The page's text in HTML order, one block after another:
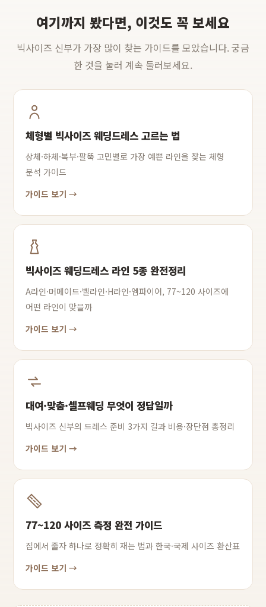
여기까지 봤다면, 이것도 꼭 보세요
빅사이즈 신부가 가장 많이 찾는 가이드를 모았습니다. 궁금
한 것을 눌러 계속 둘러보세요.
체형별 빅사이즈 웨딩드레스 고르는 법
상체·하체·복부·팔뚝 고민별로 가장 예쁜 라인을 찾는 체형
분석 가이드
가이드 보기 →
빅사이즈 웨딩드레스 라인 5종 완전정리
A라인·머메이드·벨라인·H라인·엠파이어, 77~120 사이즈에
어떤 라인이 맞을까
가이드 보기 →
대여·맞춤·셀프웨딩 무엇이 정답일까
빅사이즈 신부의 드레스 준비 3가지 길과 비용·장단점 총정리
가이드 보기 →
77~120 사이즈 측정 완전 가이드
집에서 줄자 하나로 정확히 재는 법과 한국·국제 사이즈 환산표
가이드 보기 →